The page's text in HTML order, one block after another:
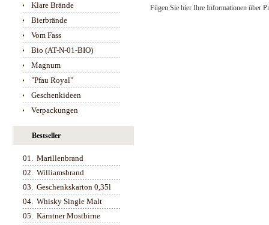
Klare Brände
Bierbrände
Vom Fass
Bio (AT-N-01-BIO)
Magnum
"Pfau Royal"
Geschenkideen
Verpackungen
Bestseller
01. Marillenbrand
02. Williamsbrand
03. Geschenkskarton 0,35l
04. Whisky Single Malt
05. Kärntner Mostbirne
Fügen Sie hier Ihre Informationen über